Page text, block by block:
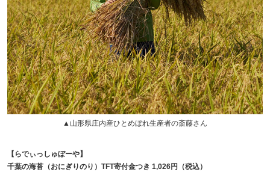
▲山形県庄内産ひとめぼれ生産者の斎藤さん
【らでぃっしゅぼーや】
千葉の海苔（おにぎりのり）TFT寄付金つき 1,026円（税込）